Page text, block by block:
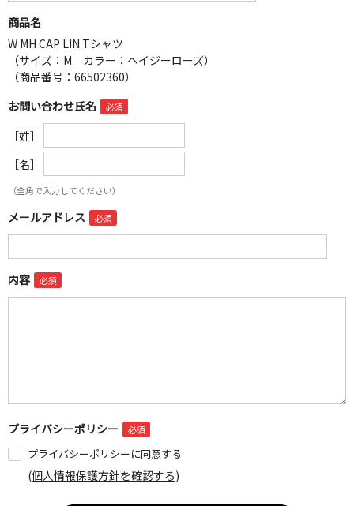
商品名
W MH CAP LIN Tシャツ
（サイズ：M カラー：ヘイジーローズ）
（商品番号：66502360）
お問い合わせ氏名
［姓］
［名］
（全角で入力してください）
メールアドレス
内容
プライバシーポリシー
プライバシーポリシーに同意する
(個人情報保護方針を確認する)